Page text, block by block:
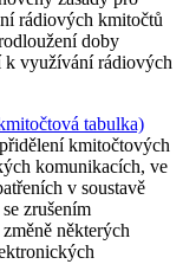
rádiových kmitočtů
doby
k využívání rádiových
tabulka)
kmitočtových
komunikacích, ve
v soustavě
zrušením
některých